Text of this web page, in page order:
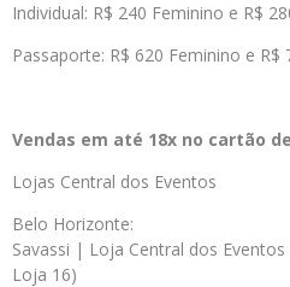
Individual: R$ 240 Feminino e R$
Passaporte: R$ 620 Feminino e R$
Vendas em até 18x no cartão
Lojas Central dos Eventos
Belo Horizonte:
Savassi | Loja Central dos
Loja 16)